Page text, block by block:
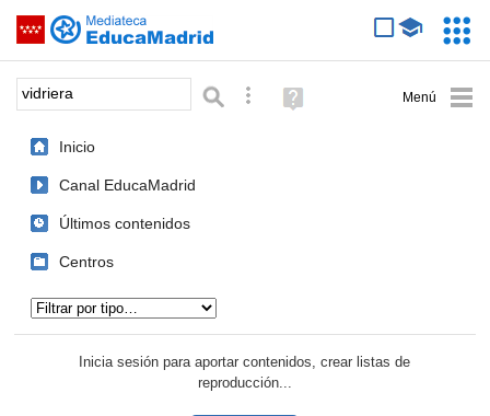
Saltar navegación
Palabra o frase: Búsqueda avanzada
Ayuda
(en
Inicio
Canal EducaMadrid
Últimos contenidos
Centros
Inicia sesión para aportar contenidos, crear listas de
reproducción...